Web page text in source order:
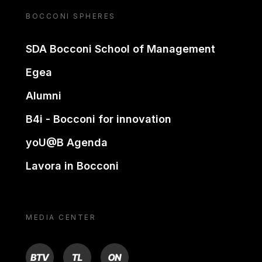
BOCCONI SPHERES
SDA Bocconi School of Management
Egea
Alumni
B4i - Bocconi for innovation
yoU@B Agenda
Lavora in Bocconi
MEDIA CENTER
BTV TL ON